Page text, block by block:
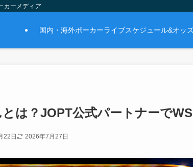
カーメディア
国内・海外ポーカーライブスケジュール&オッ
は？JOPT公式パートナーで
22日 2026年7月27日